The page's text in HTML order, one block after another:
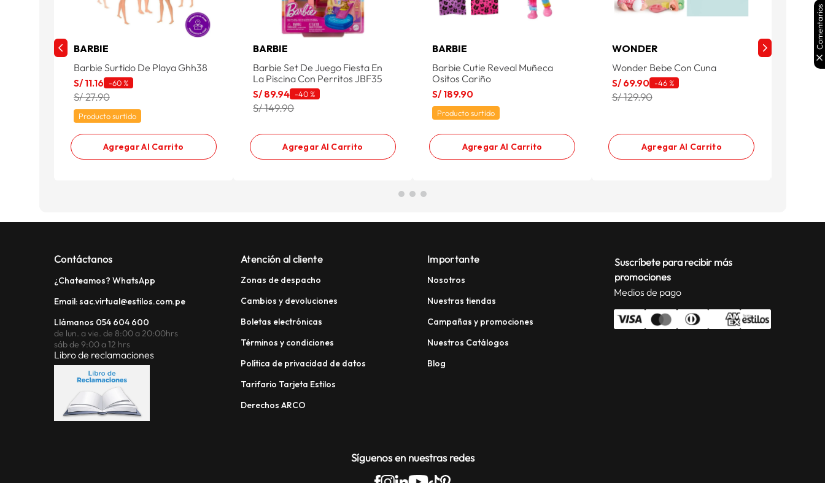
BARBIE
Barbie Surtido De Playa Ghh38
S/ 11.16 -60 %
S/ 27.90
Producto surtido
Agregar Al Carrito
BARBIE
Barbie Set De Juego Fiesta En
La Piscina Con Perritos JBF35
S/ 89.94 -40 %
S/ 149.90
Agregar Al Carrito
BARBIE
Barbie Cutie Reveal Muñeca
Ositos Cariño
S/ 189.90
Producto surtido
Agregar Al Carrito
WONDER
Wonder Bebe Con Cuna
S/ 69.90 -46 %
S/ 129.90
Agregar Al Carrito
Contáctanos
¿Chateamos? WhatsApp
Email: sac.virtual@estilos.com.pe
Llámanos 054 604 600
de lun. a vie. de 8:00 a 20:00hrs
sáb de 9:00 a 12 hrs
Libro de reclamaciones
Atención al cliente
Zonas de despacho
Cambios y devoluciones
Boletas electrónicas
Términos y condiciones
Política de privacidad de datos
Tarifario Tarjeta Estilos
Derechos ARCO
Importante
Nosotros
Nuestras tiendas
Campañas y promociones
Nuestros Catálogos
Blog
Suscríbete para recibir más
promociones
Medios de pago
Síguenos en nuestras redes
Comentarios